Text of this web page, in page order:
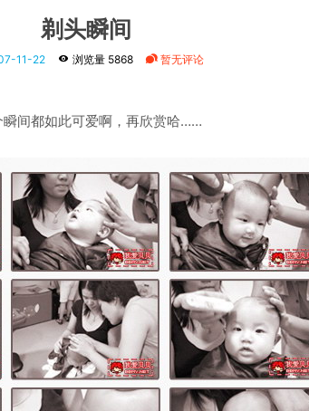
剃头瞬间
11-22 浏览量 5868 暂无评论
间都如此可爱啊，再欣赏哈……